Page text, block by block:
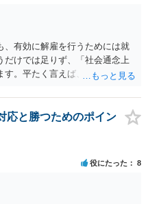
、有効に解雇を行うためには就
けでは足りず、「社会通念上
す。平たく言えば、解雇の原因
にハードルが高いです。 解雇が
度にもよりますが、顧問弁護士
能力不足の程度が解雇を有効と
思います。 例えば、無断欠勤を
合には一発で解雇した場合で
、たしかに能力不足のみの場
ざるを得ません。 なお、懲戒
勤停止等解雇よりも軽い処分
応と勝つためのポイン
役にたった 8